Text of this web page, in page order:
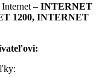
– INTERNET
1200, INTERNET